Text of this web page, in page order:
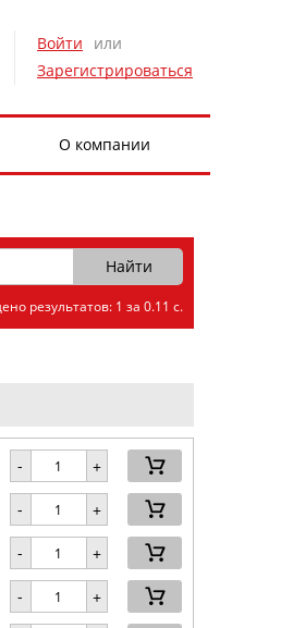
Войти
или
Зарегистрироваться
О компании
результатов: 1 за 0.11 с.
- +
- +
- +
- +